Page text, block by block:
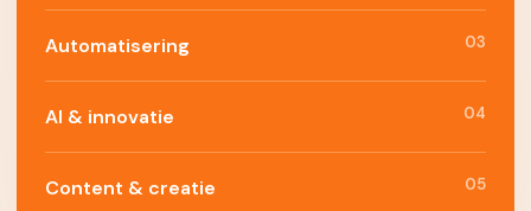
Automatisering 03
AI & innovatie 04
Content & creatie 05